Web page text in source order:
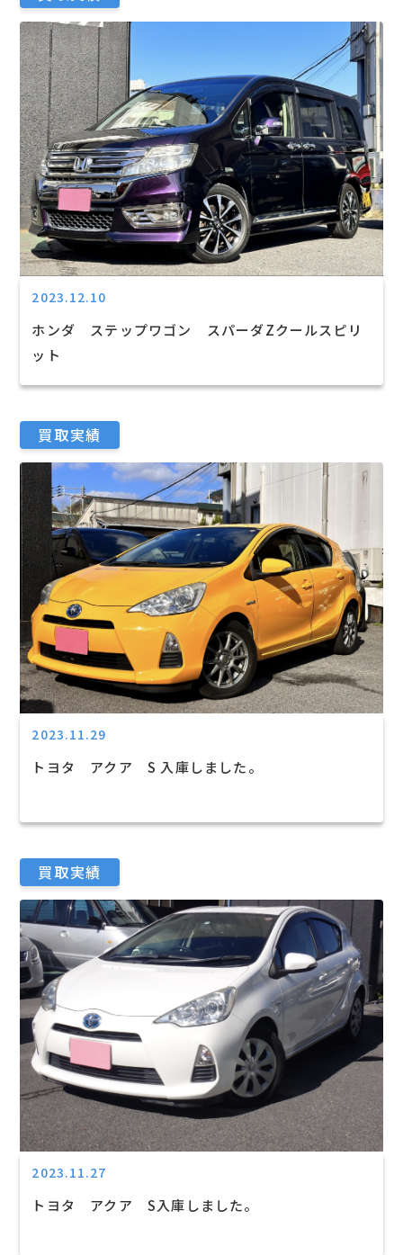
2023.12.10
ホンダ ステップワゴン スパーダZクールスピリ
ット
買取実績
2023.11.29
トヨタ アクア S 入庫しました。
買取実績
2023.11.27
トヨタ アクア S入庫しました。